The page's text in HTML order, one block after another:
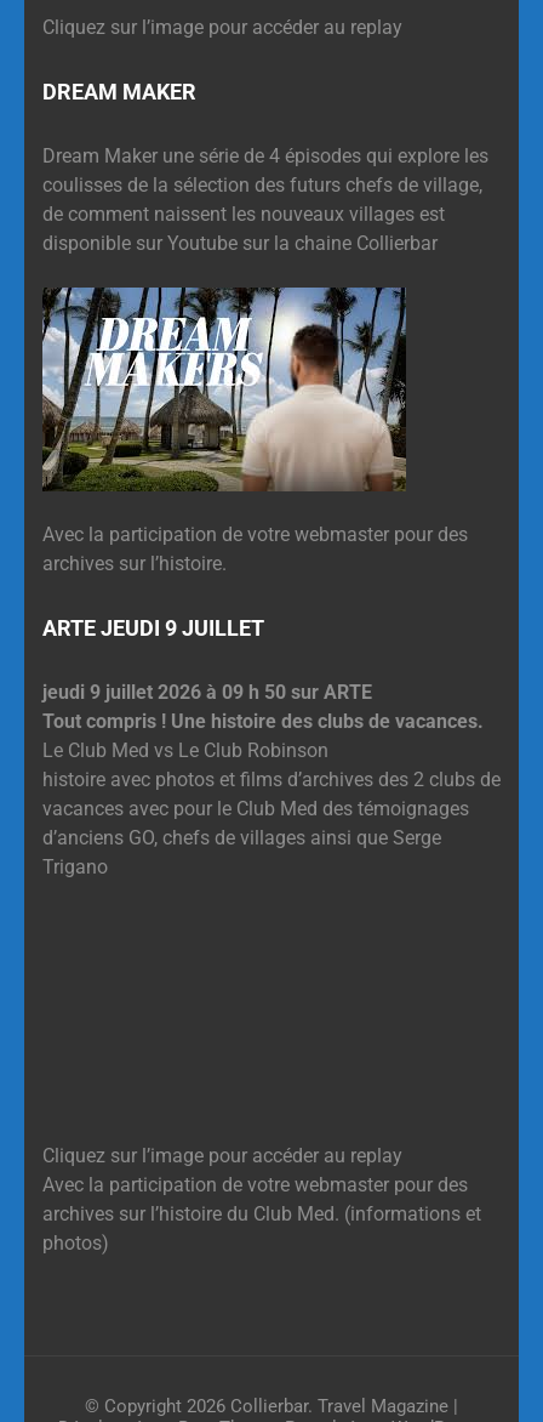
Cliquez sur l’image pour accéder au replay
DREAM MAKER
Dream Maker une série de 4 épisodes qui explore les
coulisses de la sélection des futurs chefs de village,
de comment naissent les nouveaux villages est
disponible sur Youtube sur la chaine Collierbar
Avec la participation de votre webmaster pour des
archives sur l’histoire.
ARTE JEUDI 9 JUILLET
jeudi 9 juillet 2026 à 09 h 50 sur ARTE
Tout compris ! Une histoire des clubs de vacances.
Le Club Med vs Le Club Robinson
histoire avec photos et films d’archives des 2 clubs de
vacances avec pour le Club Med des témoignages
d’anciens GO, chefs de villages ainsi que Serge
Trigano
Cliquez sur l’image pour accéder au replay
Avec la participation de votre webmaster pour des
archives sur l’histoire du Club Med. (informations et
photos)
© Copyright 2026 Collierbar. Travel Magazine |